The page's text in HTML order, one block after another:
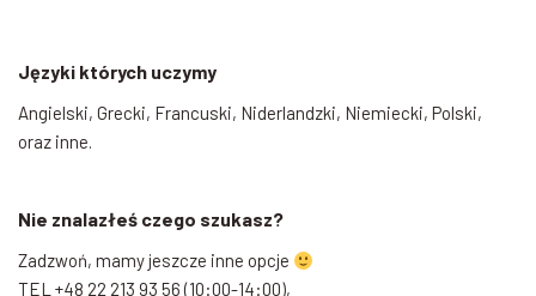
Języki których uczymy
Angielski, Grecki, Francuski, Niderlandzki, Niemiecki, Polski,
oraz inne.
Nie znalazłeś czego szukasz?
Zadzwoń, mamy jeszcze inne opcje
TEL +48 22 213 93 56 (10:00-14:00),